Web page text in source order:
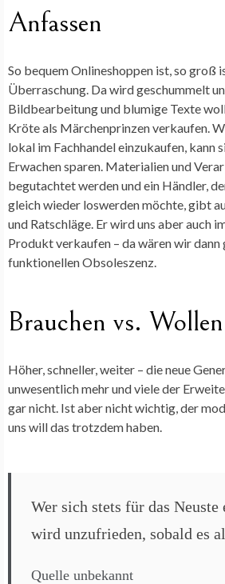
Anfassen
So bequem Onlineshoppen ist, so groß
Überraschung. Da wird geschummelt
Bildbearbeitung und blumige Texte
Kröte als Märchenprinzen verkaufen.
lokal im Fachhandel einzukaufen, kann
Erwachen sparen. Materialien und
begutachtet werden und ein Händler,
gleich wieder loswerden möchte, gibt
und Ratschläge. Er wird uns aber auch
Produkt verkaufen – da wären wir dann
funktionellen Obsoleszenz.
Brauchen vs. Wollen
Höher, schneller, weiter – die neue
unwesentlich mehr und viele der
gar nicht. Ist aber nicht wichtig, der
uns will das trotzdem haben.
Wer sich stets für das Neuste
wird unzufrieden, sobald es
Quelle unbekannt